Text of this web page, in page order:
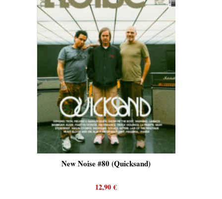
New Noise #80 (Quicksand)
12,90€